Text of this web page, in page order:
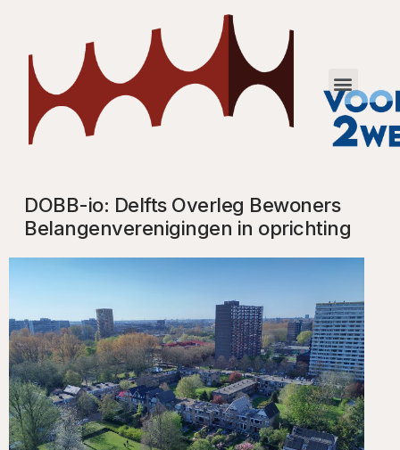
DOBB-io: Delfts Overleg Bewoners
Belangenverenigingen in oprichting